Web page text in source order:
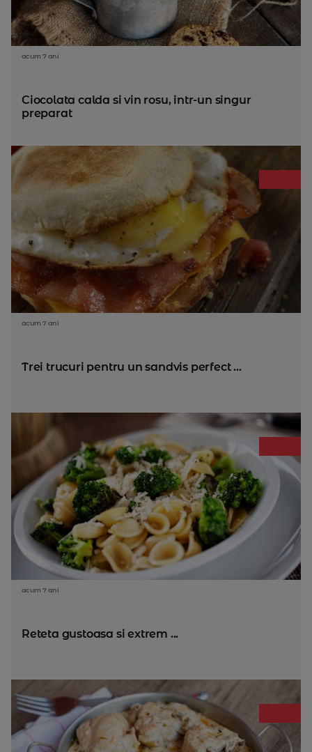
acum 7 ani
Ciocolata calda si vin rosu, intr-un singur
preparat
acum 7 ani
Trei trucuri pentru un sandvis perfect ...
acum 7 ani
Reteta gustoasa si extrem ...